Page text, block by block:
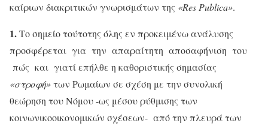
καίριων διακριτικών γνωρισμάτων της «Res Publica».
1.Το σημείο τούτοτης όλης εν προκειμένω ανάλυσης
προσφέρεται για την απαραίτητη αποσαφήνιση του
πώς και γιατί επήλθε η καθοριστικής σημασίας
«στροφή»των Ρωμαίων σε σχέση με την συνολική
θεώρηση του Νόμου -ως μέσου ρύθμισης των
κοινωνικοοικονομικών σχέσεων- από την πλευρά των